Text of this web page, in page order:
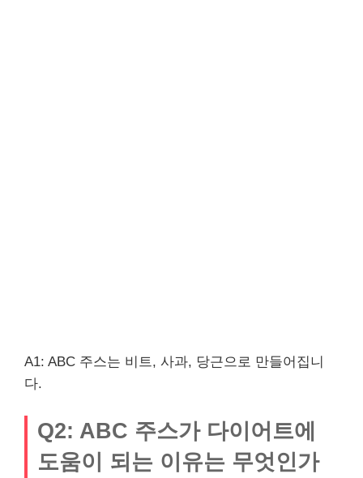
A1: ABC 주스는 비트, 사과, 당근으로 만들어집니
다.
Q2: ABC 주스가 다이어트에
도움이 되는 이유는 무엇인가